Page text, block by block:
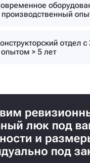
производственный
отдел
опытом > 5 лет
люк под
и
под